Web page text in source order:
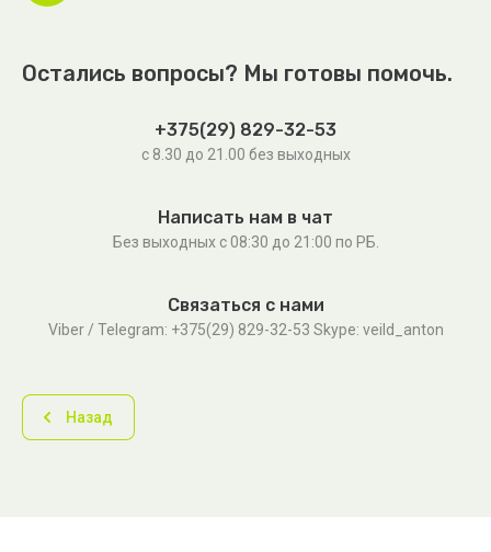
Остались вопросы? Мы готовы помочь.
+375(29) 829-32-53
с 8.30 до 21.00 без выходных
Написать нам в чат
Без выходных c 08:30 до 21:00 по РБ.
Связаться с нами
Viber / Telegram: +375(29) 829-32-53 Skype: veild_anton
Назад